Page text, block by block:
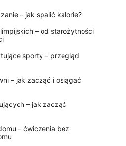
– jak spalić kalorie?
– od starożytności
sporty – przegląd
– jak zacząć i osiągać
– jak zacząć
– ćwiczenia bez